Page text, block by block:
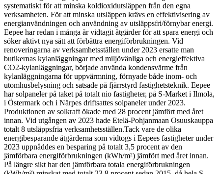
systematiskt för att minska koldioxidutsläppen från den egna
verksamheten. För att minska utsläppen krävs en effektivisering av
energianvändningen och användning av utsläppsfri/förnybar energi.
Eepee har redan i många år vidtagit åtgärder för att spara energi och
söker aktivt nya sätt att förbättra energiförbrukningen. Vid
renoveringarna av verksamhetsställen under 2023 ersatte man
butikernas kylanläggningar med miljövänliga och energieffektiva
CO2-kylanläggningar, började använda kondensvärme från
kylanläggningarna för uppvärmning, förnyade både inom- och
utomhusbelysning och satsade på fjärrstyrd fastighetsteknik. Eepee
har solpaneler på taket på totalt nio fastigheter, på S-Market i Ilmola,
i Östermark och i Närpes driftsattes solpaneler under 2023.
Produktionen av solkraft ökade med 28 procent jämfört med året
innan. Vid utgången av 2023 hade Etelä-Pohjanmaan Osuuskauppa
totalt 8 utsläppsfria verksamhetsställen.Tack vare de olika
energibesparande åtgärderna som vidtogs i Eepees fastigheter under
2023 uppnåddes en besparing på totalt 3,5 procent av den
jämförbara energiförbrukningen (kWh/m²) jämfört med året innan.
På längre sikt har den jämförbara totala energiförbrukningen